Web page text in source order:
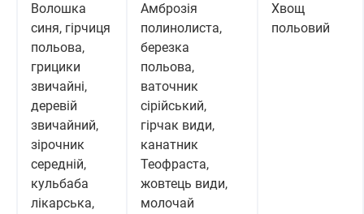
Волошка
синя, гірчиця
польова,
грицики
звичайні,
деревій
звичайний,
зірочник
середній,
кульбаба
лікарська,
Амброзія
полинолиста,
березка
польова,
ваточник
сірійський,
гірчак види,
канатник
Теофраста,
жовтець види,
молочай
Хвощ
польовий